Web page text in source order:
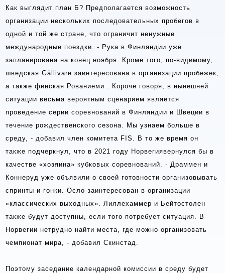
Как выглядит план Б? Предполагается возможность
организации нескольких последовательных пробегов в
одной и той же стране, что ограничит ненужные
международные поездки. - Рука в Финляндии уже
запланирована на конец ноября. Кроме того, по-видимому,
шведская Gällivare заинтересована в организации пробежек,
а также финская Рованиеми . Короче говоря, в нынешней
ситуации весьма вероятным сценарием является
проведение серии соревнований в Финляндии и Швеции в
течение рождественского сезона. Мы узнаем больше в
среду, - добавил член комитета FIS. В то же время он
также подчеркнул, что в 2021 году Норвегиявернулся бы в
качестве «хозяина» кубковых соревнований. - Драммен и
Коннеруд уже объявили о своей готовности организовывать
спринты и гонки. Осло заинтересован в организации
«классических выходных». Лиллехаммер и Бейтостолен
также будут доступны, если того потребует ситуация. В
Норвегии нетрудно найти места, где можно организовать
чемпионат мира, - добавил Скинстад.
Поэтому заседание календарной комиссии в среду будет